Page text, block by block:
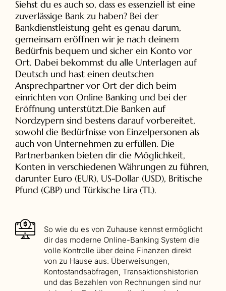
Siehst du es auch so, dass es essenziell ist eine
zuverlässige Bank zu haben? Bei der
Bankdienstleistung geht es genau darum,
gemeinsam eröffnen wir je nach deinem
Bedürfnis bequem und sicher ein Konto vor
Ort. Dabei bekommst du alle Unterlagen auf
Deutsch und hast einen deutschen
Ansprechpartner vor Ort der dich beim
einrichten von Online Banking und bei der
Eröffnung unterstützt.Die Banken auf
Nordzypern sind bestens darauf vorbereitet,
sowohl die Bedürfnisse von Einzelpersonen als
auch von Unternehmen zu erfüllen. Die
Partnerbanken bieten dir die Möglichkeit,
Konten in verschiedenen Währungen zu führen,
darunter Euro (EUR), US-Dollar (USD), Britische
Pfund (GBP) und Türkische Lira (TL).
So wie du es von Zuhause kennst ermöglicht
dir das moderne Online-Banking System die
volle Kontrolle über deine Finanzen direkt
von zu Hause aus. Überweisungen,
Kontostandsabfragen, Transaktionshistorien
und das Bezahlen von Rechnungen sind nur